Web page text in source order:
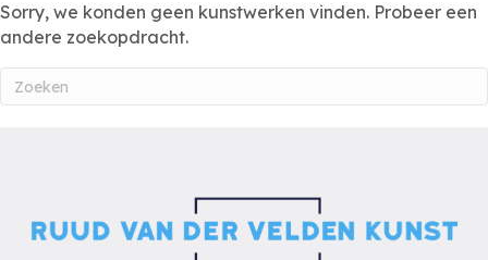
Sorry, we konden geen kunstwerken vinden. Probeer een
andere zoekopdracht.